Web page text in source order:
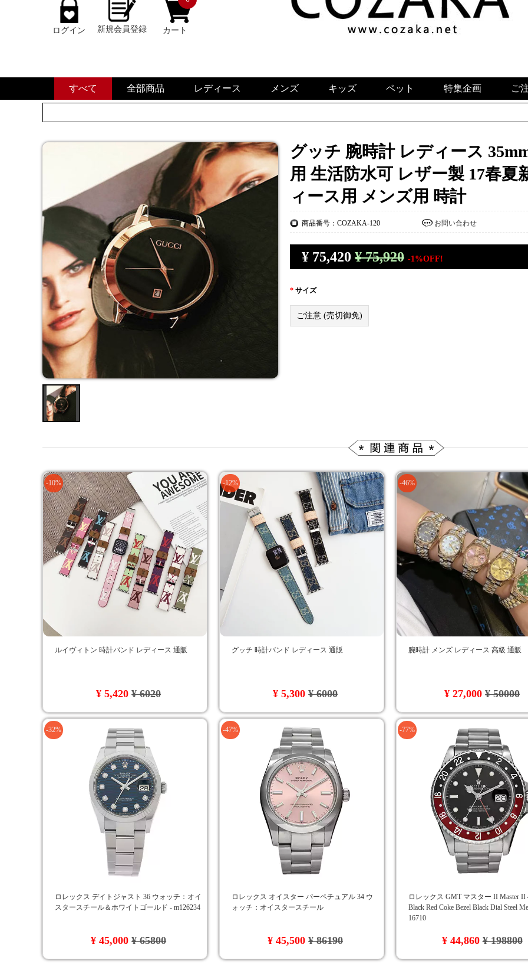
ログイン 新規会員登録 カート
すべて 全部商品 レディース メンズ キッズ ペット 特集企画 ご
グッチ 腕時計 レディース
用 生活防水可 レザー製 17春
ィース用 メンズ用 時計
商品番号：COZAKA-120 お問い合わせ
¥ 75,420 ¥ 75,920 -1%OFF!
* サイズ
ご注意 (売切御免)
-10%
ルイヴィトン 時計バンド レディース 通販
¥ 5,420¥ 6020
-12%
グッチ 時計バンド レディース 通販
¥ 5,300¥ 6000
-46%
腕時計 メンズ レディース 高級 通販
¥ 27,000¥ 50000
-32%
ロレックス デイトジャスト 36 ウォッチ：オイ
スタースチール＆ホワイトゴールド - m126234
¥ 45,000¥ 65800
-47%
ロレックス オイスター パーペチュアル 34 ウ
ォッチ：オイスタースチール
¥ 45,500¥ 86190
-77%
ロレックス GMT マスター II Master II
Black Red Coke Bezel Black Dial Steel
16710
¥ 44,860¥ 198800